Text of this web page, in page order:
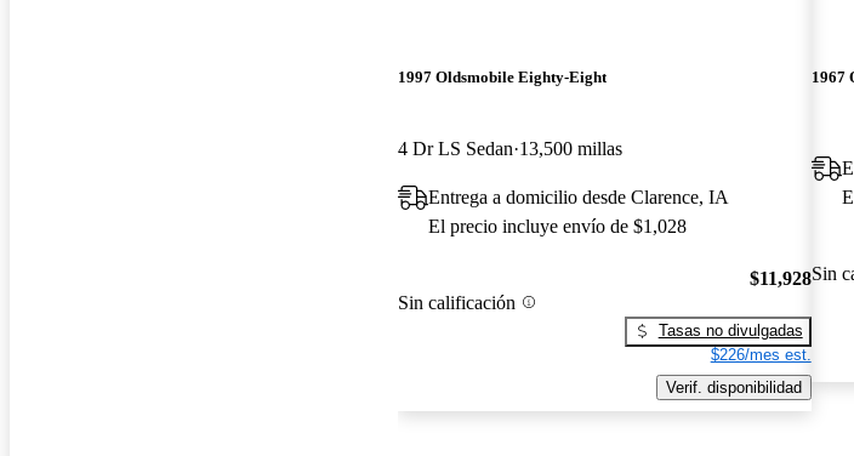
1997 Oldsmobile Eighty-Eight
4 Dr LS Sedan 13,500 millas
Entrega a domicilio desde Clarence, IA
El precio incluye envío de $1,028
Sin calificación
$11,928
Tasas no divulgadas
$226/mes est.
Verif. disponibilidad
1967
Sin